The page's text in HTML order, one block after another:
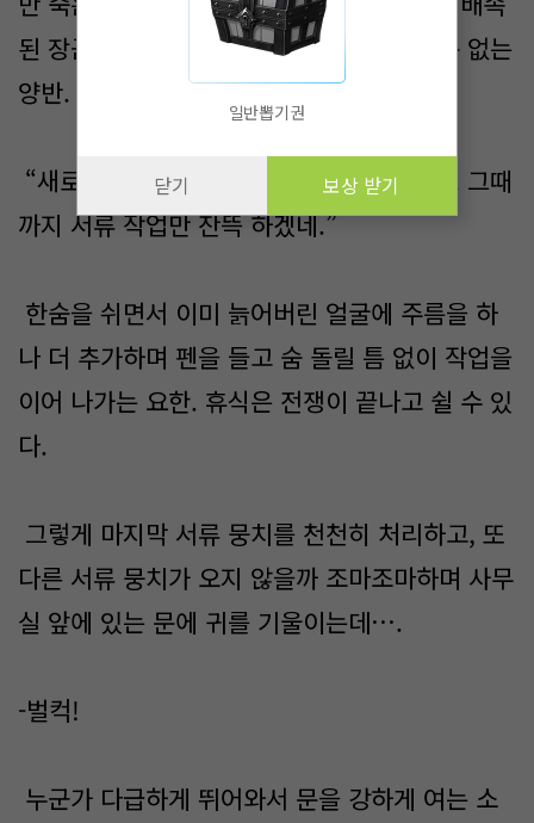
된 장군이 그런 경우가 많았을 뿐이다. 참 운 없는
양반.
“새로운 장교는 일주일은 지나야 올테고…. 그때
까지 서류 작업만 잔뜩 하겠네.”
한숨을 쉬면서 이미 늙어버린 얼굴에 주름을 하
나 더 추가하며 펜을 들고 숨 돌릴 틈 없이 작업을
이어 나가는 요한. 휴식은 전쟁이 끝나고 쉴 수 있
다.
그렇게 마지막 서류 뭉치를 천천히 처리하고, 또
다른 서류 뭉치가 오지 않을까 조마조마하며 사무
실 앞에 있는 문에 귀를 기울이는데….
-벌컥!
누군가 다급하게 뛰어와서 문을 강하게 여는 소
일반뽑기권
닫기 보상 받기